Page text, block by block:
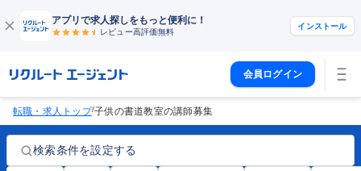
アプリで求人探しをもっと便利に！
レビュー高評価無料
インストール
会員ログイン
転職・求人トップ/子供の書道教室の講師募集
検索条件を設定する